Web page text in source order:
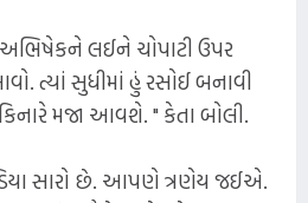
લઈને ચોપાટી ઉપર
ત્યાં સુધીમાં હું રસોઈ બનાવી
મજા આવશે. " કેતા બોલી.
સારો છે. આપણે ત્રણેય જઈએ.